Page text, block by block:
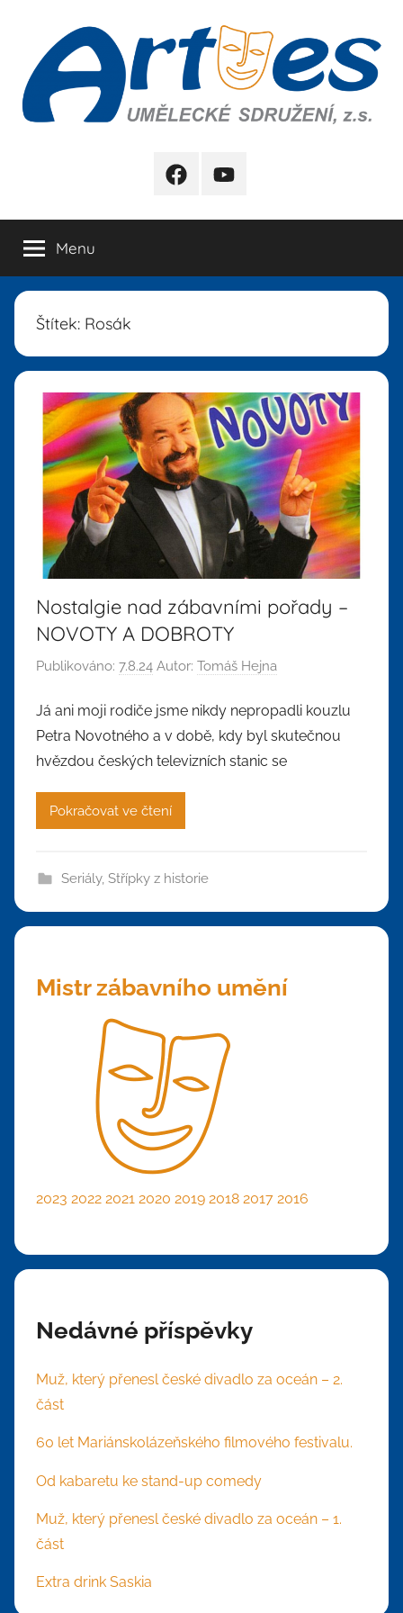
obsahu
FB YB
Menu
Štítek: Rosák
Nostalgie nad zábavními pořady –
NOVOTY A DOBROTY
Publikováno: 7.8.24 Autor: Tomáš Hejna
Já ani moji rodiče jsme nikdy nepropadli kouzlu
Petra Novotného a v době, kdy byl skutečnou
hvězdou českých televizních stanic se
Pokračovat ve čtení
Seriály, Střípky z historie
Mistr zábavního umění
2023 2022 2021 2020 2019 2018 2017 2016
Nedávné příspěvky
Muž, který přenesl české divadlo za oceán – 2.
část
60 let Mariánskolázeňského filmového festivalu.
Od kabaretu ke stand-up comedy
Muž, který přenesl české divadlo za oceán – 1.
část
Extra drink Saskia